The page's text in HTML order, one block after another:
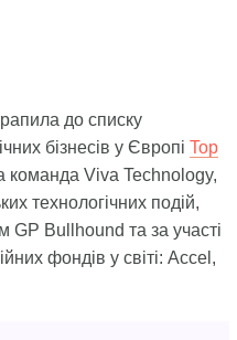
до списку
бізнесів у Європі Top
команда Viva Technology,
технологічних подій,
GP Bullhound та за участі
фондів у світі: Accel,